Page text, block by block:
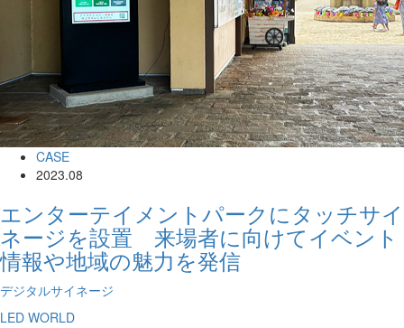
CASE
2023.08
エンターテイメントパークにタッチサイ
ネージを設置 来場者に向けてイベント
情報や地域の魅力を発信
デジタルサイネージ
LED WORLD